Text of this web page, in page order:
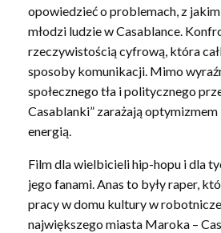
opowiedzieć o problemach, z
młodzi ludzie w Casablance.
rzeczywistością cyfrową, która
sposoby komunikacji. Mimo
społecznego tła i politycznego
Casablanki” zarażają
energią.
Film dla wielbicieli hip-hopu i dla
jego fanami. Anas to były raper,
pracy w domu kultury w
największego miasta Maroka –